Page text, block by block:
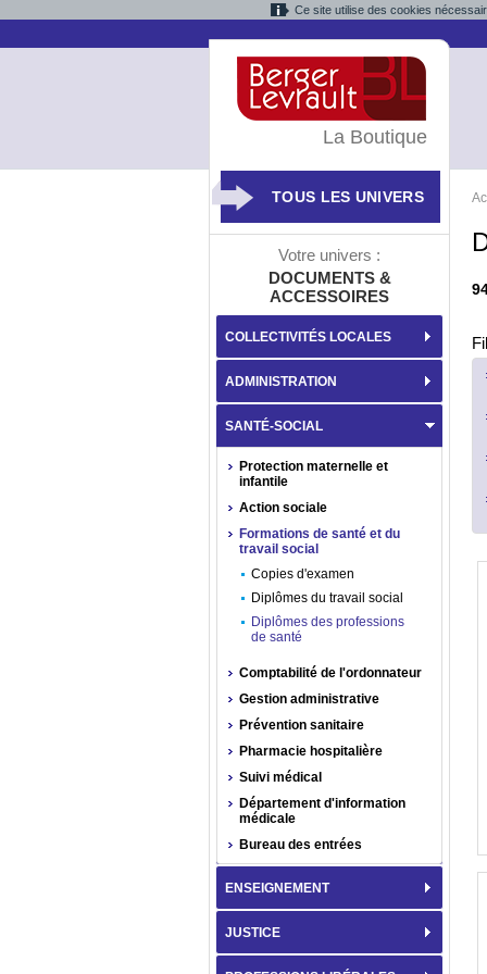
Ce site utilise des cookies
La Boutique
TOUS LES UNIVERS
Votre univers :
DOCUMENTS &
ACCESSOIRES
COLLECTIVITÉS LOCALES
ADMINISTRATION
SANTÉ-SOCIAL
Protection maternelle et
infantile
Action sociale
Formations de santé et du
travail social
Copies d'examen
Diplômes du travail social
Diplômes des professions
de santé
Comptabilité de l'ordonnateur
Gestion administrative
Prévention sanitaire
Pharmacie hospitalière
Suivi médical
Département d'information
médicale
Bureau des entrées
ENSEIGNEMENT
JUSTICE